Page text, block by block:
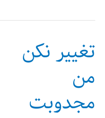
تغییر نکن
من
مجدوبت